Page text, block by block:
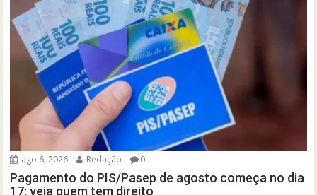
ago 6, 2026 Redação 0
Pagamento do PIS/Pasep de agosto começa no dia
17; veja quem tem direito